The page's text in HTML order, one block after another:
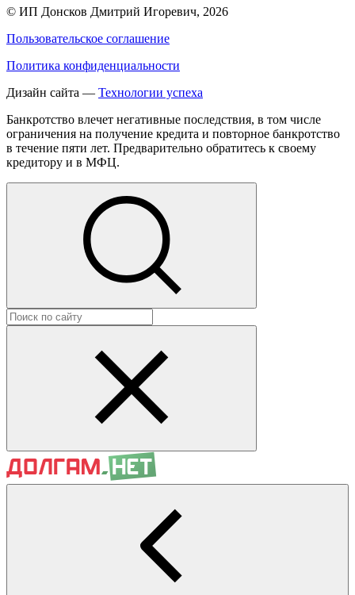
© ИП Донсков Дмитрий Игоревич, 2026
Пользовательское соглашение
Политика конфиденциальности
Дизайн сайта — Технологии успеха
Банкротство влечет негативные последствия, в том числе
ограничения на получение кредита и повторное банкротство
в течение пяти лет. Предварительно обратитесь к своему
кредитору и в МФЦ.